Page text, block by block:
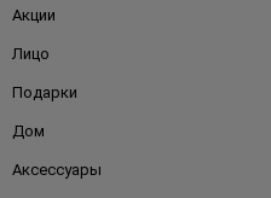
Акции
Лицо
Подарки
Дом
Аксессуары